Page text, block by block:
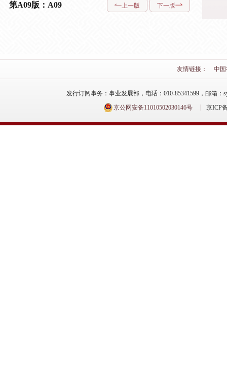
第A09版：A09 上一版 下一版
友情链接： 中
发行订阅事务：事业发展部，电话：010-85341599，邮箱：
京公网安备11010502030146号
京ICP